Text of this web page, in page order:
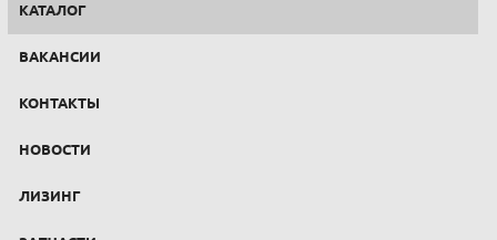
КАТАЛОГ
ВАКАНСИИ
КОНТАКТЫ
НОВОСТИ
ЛИЗИНГ